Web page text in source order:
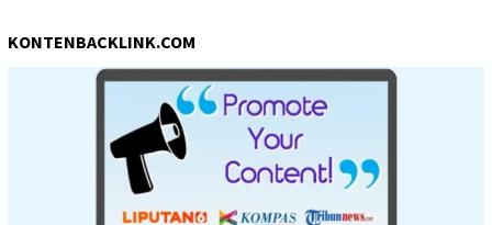
KONTENBACKLINK.COM